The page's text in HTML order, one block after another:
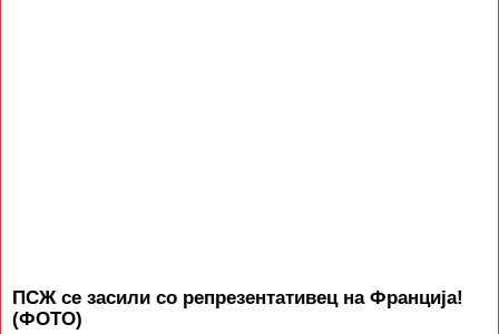
ПСЖ се засили со репрезентативец на Франција!
(ФОТО)